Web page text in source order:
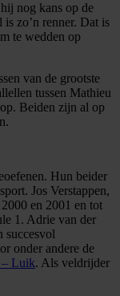
nog kans op de
zo’n renner. Dat is
te wedden op
van de grootste
tussen Mathieu
Beiden zijn al op
Hun beider
Jos Verstappen,
en 2001 en tot
1. Adrie van der
succesvol
onder andere de
– Luik. Als veldrijder